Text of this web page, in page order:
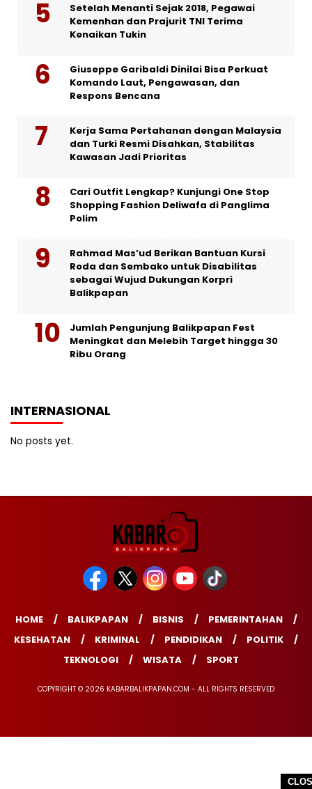
Setelah Menanti Sejak 2018, Pegawai
Kemenhan dan Prajurit TNI Terima
Kenaikan Tukin
Giuseppe Garibaldi Dinilai Bisa Perkuat
Komando Laut, Pengawasan, dan
Respons Bencana
Kerja Sama Pertahanan dengan Malaysia
dan Turki Resmi Disahkan, Stabilitas
Kawasan Jadi Prioritas
Cari Outfit Lengkap? Kunjungi One Stop
Shopping Fashion Deliwafa di Panglima
Polim
Rahmad Mas’ud Berikan Bantuan Kursi
Roda dan Sembako untuk Disabilitas
sebagai Wujud Dukungan Korpri
Balikpapan
Jumlah Pengunjung Balikpapan Fest
Meningkat dan Melebih Target hingga 30
Ribu Orang
INTERNASIONAL
No posts yet.
HOME BALIKPAPAN BISNIS
PEMERINTAHAN
KESEHATAN
KRIMINAL PENDIDIKAN
POLITIK
TEKNOLOGI
WISATA SPORT
COPYRIGHT © 2026 KABARBALIKPAPAN.COM - ALL RIGHTS RESERVED